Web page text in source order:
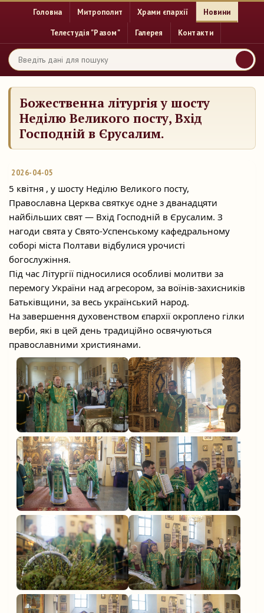
Головна Митрополит Храми єпархії Новини
Телестудія "Разом" Галерея Контакти
Божественна літургія у шосту
Неділю Великого посту, Вхід
Господній в Єрусалим.
2026-04-05
5 квітня , у шосту Неділю Великого посту,
Православна Церква святкує одне з дванадцяти
найбільших свят — Вхід Господній в Єрусалим. З
нагоди свята у Свято-Успенському кафедральному
соборі міста Полтави відбулися урочисті
богослужіння.
Під час Літургії підносилися особливі молитви за
перемогу України над агресором, за воїнів-захисників
Батьківщини, за весь український народ.
На завершення духовенством єпархії окроплено гілки
верби, які в цей день традиційно освячуються
православними християнами.